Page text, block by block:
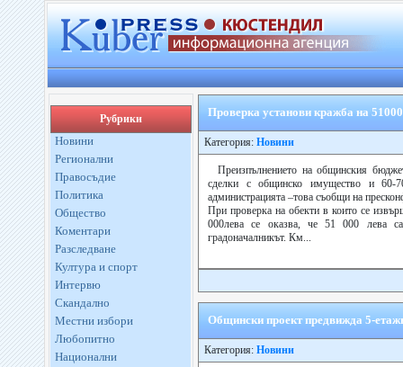
Рубрики
Новини
Регионални
Правосъдие
Политика
Общество
Коментари
Разследване
Култура и спорт
Интервю
Скандално
Местни избори
Любопитно
Национални
Проверка установи кражба на
Категория: Новини
Преизпълнението на общинския
сделки с общинско имущество и 60-
администрацията –това съобщи на
При проверка на обекти в които се
000лева се оказва, че 51 000 лева
градоначалникът. Км...
Общински проект предвижда 5-
Категория: Новини